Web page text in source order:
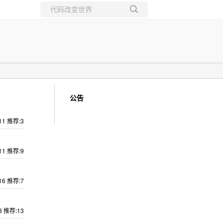
推荐:3
推荐:9
推荐:7
推荐:13
公告